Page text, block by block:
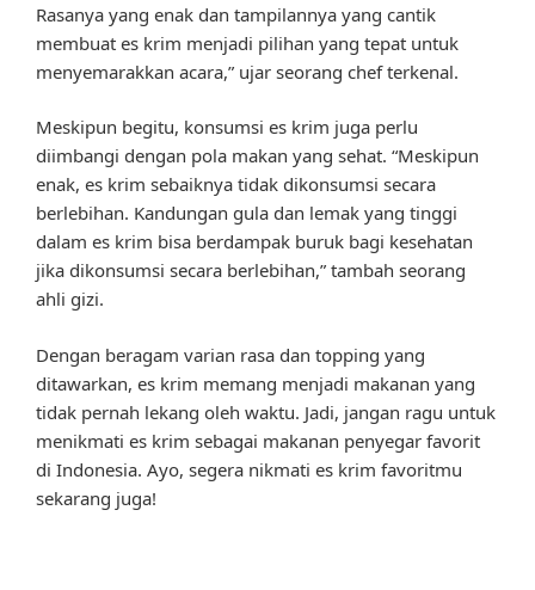
Rasanya yang enak dan tampilannya yang cantik
membuat es krim menjadi pilihan yang tepat untuk
menyemarakkan acara,” ujar seorang chef terkenal.
Meskipun begitu, konsumsi es krim juga perlu
diimbangi dengan pola makan yang sehat. “Meskipun
enak, es krim sebaiknya tidak dikonsumsi secara
berlebihan. Kandungan gula dan lemak yang tinggi
dalam es krim bisa berdampak buruk bagi kesehatan
jika dikonsumsi secara berlebihan,” tambah seorang
ahli gizi.
Dengan beragam varian rasa dan topping yang
ditawarkan, es krim memang menjadi makanan yang
tidak pernah lekang oleh waktu. Jadi, jangan ragu untuk
menikmati es krim sebagai makanan penyegar favorit
di Indonesia. Ayo, segera nikmati es krim favoritmu
sekarang juga!